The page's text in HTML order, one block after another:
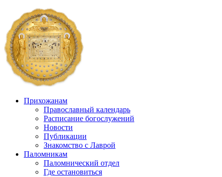
Прихожанам
Православный календарь
Расписание богослужений
Новости
Публикации
Знакомство с Лаврой
Паломникам
Паломнический отдел
Где остановиться